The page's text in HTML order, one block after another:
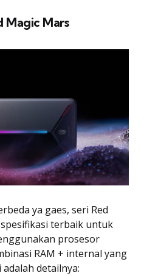
Magic Mars
ya gaes, seri Red
terbaik untuk
prosesor
RAM + internal yang
detailnya: